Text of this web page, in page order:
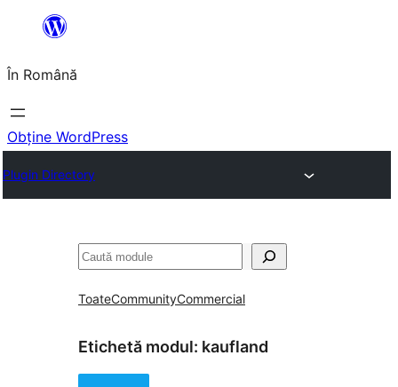
conținut
În Română
Obține WordPress
Plugin Directory
Caută
ToateCommunityCommercial
Etichetă modul: kaufland